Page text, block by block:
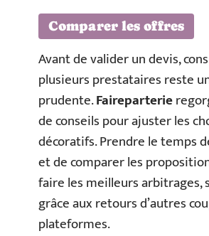
Comparer les offres
Avant de valider un devis,
plusieurs prestataires reste
prudente.Faireparterie
de conseils pour ajuster les
décoratifs. Prendre le temps
et de comparer les
faire les meilleurs arbitrages,
grâce aux retours d’autres
plateformes.